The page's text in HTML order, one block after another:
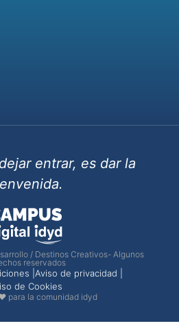
entrar, es dar la
/ Destinos Creativos- Algunos
reservados
| Aviso de privacidad |
de Cookies
para la comunidad idyd